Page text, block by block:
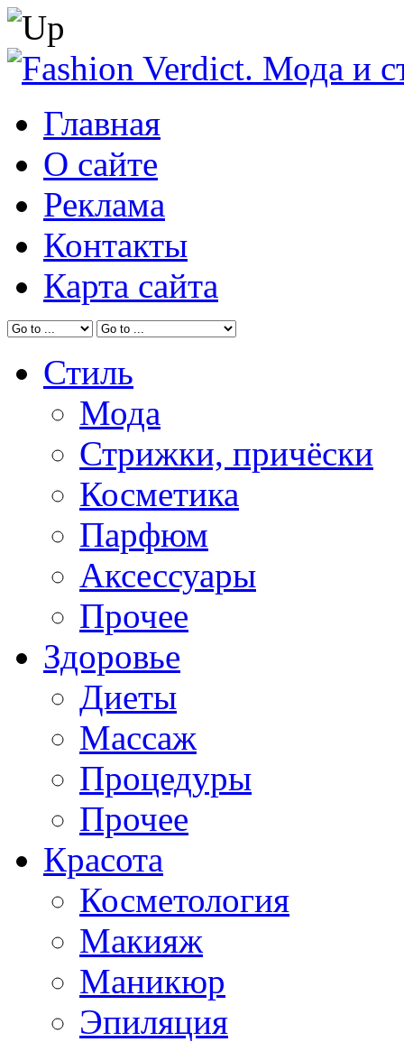
Главная
О сайте
Реклама
Контакты
Карта сайта
Стиль
Мода
Стрижки, причёски
Косметика
Парфюм
Аксессуары
Прочее
Здоровье
Диеты
Массаж
Процедуры
Прочее
Красота
Косметология
Макияж
Маникюр
Эпиляция